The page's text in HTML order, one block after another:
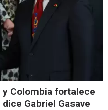
Colombia fortalece
Gabriel Gasave